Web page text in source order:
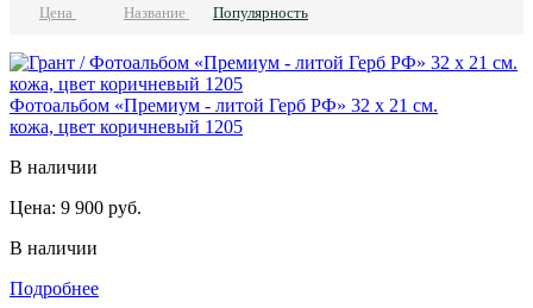
Цена
Название Популярность
Фотоальбом «Премиум - литой Герб РФ» 32 х 21 см.
кожа, цвет коричневый 1205
В наличии
Цена: 9 900 руб.
В наличии
Подробнее